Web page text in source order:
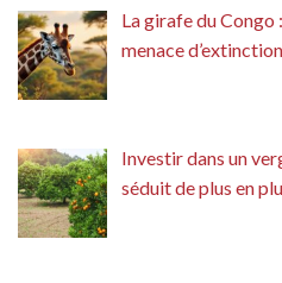
La girafe du
menace d’extinction
Investir dans un
séduit de plus en